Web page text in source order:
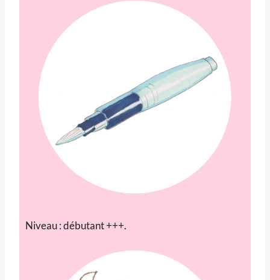
Niveau : débutant +++.